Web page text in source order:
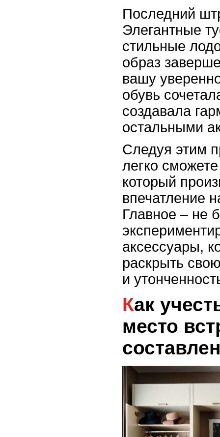
Последний
Элегантные
стильные
образ
вашу
обувь
создавала
остальными
Следуя этим
легко
который
впечатление
Главное – не
аксессуары,
раскрыть
и
Как учесть погоду и
место